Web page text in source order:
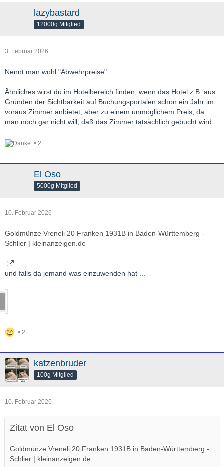
lazybastard
12000g Mitglied
3. Februar 2026
Nennt man wohl "Abwehrpreise".
Ähnliches wirst du im Hotelbereich finden, wenn das Hotel z.B. aus
Gründen der Sichtbarkeit auf Buchungsportalen schon ein Jahr im
voraus Zimmer anbietet, aber zu einem unmöglichem Preis, da
man noch gar nicht will, daß das Zimmer tatsächlich gebucht wird.
2
El Oso
5000g Mitglied
10. Februar 2026
Goldmünze Vreneli 20 Franken 1931B in Baden-Württemberg -
Schlier | kleinanzeigen.de
und falls da jemand was einzuwenden hat ...
2
katzenbruder
100g Mitglied
10. Februar 2026
Zitat von El Oso
Goldmünze Vreneli 20 Franken 1931B in Baden-Württemberg -
Schlier | kleinanzeigen.de